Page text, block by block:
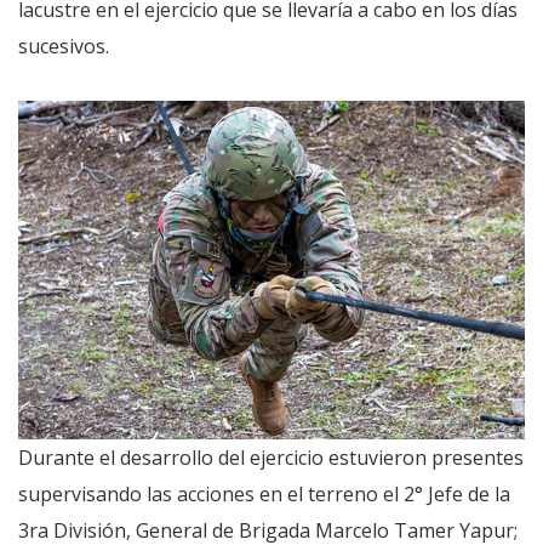
lacustre en el ejercicio que se llevaría a cabo en los días
sucesivos.
Durante el desarrollo del ejercicio estuvieron presentes
supervisando las acciones en el terreno el 2° Jefe de la
3ra División, General de Brigada Marcelo Tamer Yapur;